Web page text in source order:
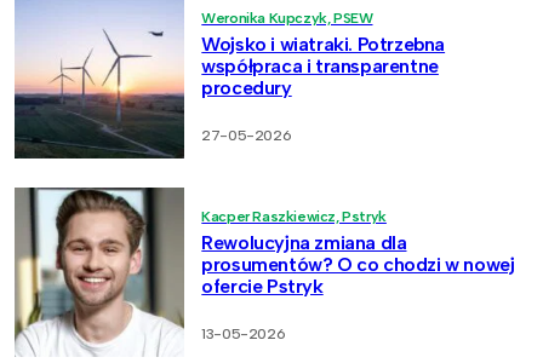
Weronika Kupczyk, PSEW
Wojsko i wiatraki. Potrzebna
współpraca i transparentne
procedury
27-05-2026
Kacper Raszkiewicz, Pstryk
Rewolucyjna zmiana dla
prosumentów? O co chodzi w nowej
ofercie Pstryk
13-05-2026